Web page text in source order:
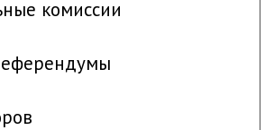
комиссии